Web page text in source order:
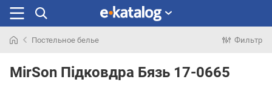
раньше
Постельное белье Фильтр
MirSon Підковдра Бязь 17-0665